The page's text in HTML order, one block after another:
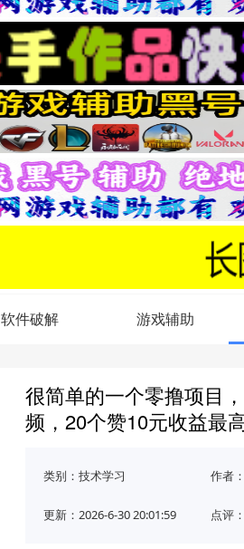
软件破解 游戏辅助
很简单的一个零撸项目
频，20个赞10元收益最
类别： 技术学习 作者
更新：2026-6-30 20:01:59 点评